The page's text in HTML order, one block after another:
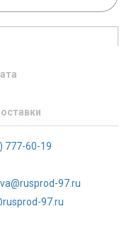
777-60-19
97.ru
97.ru